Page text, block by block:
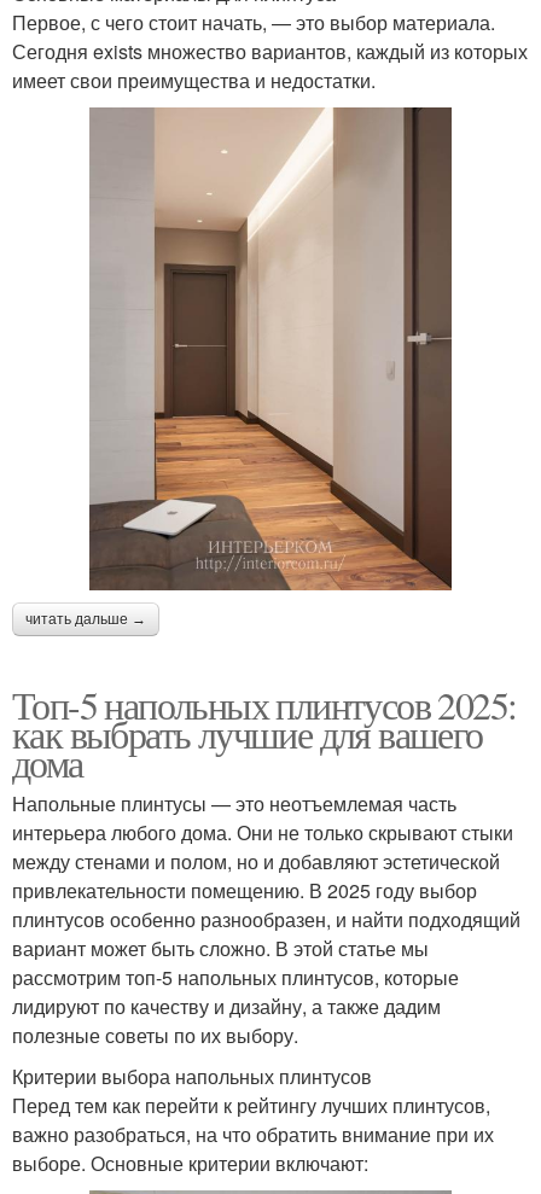
Первое, с чего стоит начать, — это выбор материала.
Сегодня exists множество вариантов, каждый из которых
имеет свои преимущества и недостатки.
читать дальше →
Топ-5 напольных плинтусов 2025:
как выбрать лучшие для вашего
дома
Напольные плинтусы — это неотъемлемая часть
интерьера любого дома. Они не только скрывают стыки
между стенами и полом, но и добавляют эстетической
привлекательности помещению. В 2025 году выбор
плинтусов особенно разнообразен, и найти подходящий
вариант может быть сложно. В этой статье мы
рассмотрим топ-5 напольных плинтусов, которые
лидируют по качеству и дизайну, а также дадим
полезные советы по их выбору.
Критерии выбора напольных плинтусов
Перед тем как перейти к рейтингу лучших плинтусов,
важно разобраться, на что обратить внимание при их
выборе. Основные критерии включают: